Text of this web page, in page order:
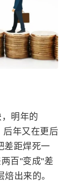
明年的
后年又在更后
差距焊死一
百"变成"差
出来的。